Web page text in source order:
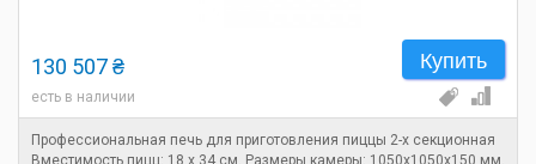
Купить
130 507 ₴
есть в наличии
Профессиональная печь для приготовления пиццы 2-х секционная
Вместимость пицц: 18 х 34 см. Размеры камеры: 1050х1050х150 мм.